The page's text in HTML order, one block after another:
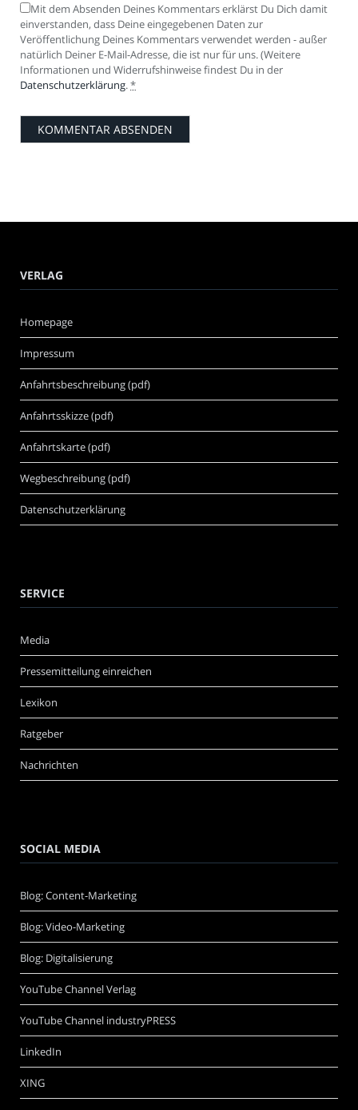
Mit dem Absenden Deines Kommentars erklärst Du Dich damit
einverstanden, dass Deine eingegebenen Daten zur
Veröffentlichung Deines Kommentars verwendet werden - außer
natürlich Deiner E-Mail-Adresse, die ist nur für uns. (Weitere
Informationen und Widerrufshinweise findest Du in der
Datenschutzerklärung.*
VERLAG
Homepage
Impressum
Anfahrtsbeschreibung (pdf)
Anfahrtsskizze (pdf)
Anfahrtskarte (pdf)
Wegbeschreibung (pdf)
Datenschutzerklärung
SERVICE
Media
Pressemitteilung einreichen
Lexikon
Ratgeber
Nachrichten
SOCIAL MEDIA
Blog: Content-Marketing
Blog: Video-Marketing
Blog: Digitalisierung
YouTube Channel Verlag
YouTube Channel industryPRESS
LinkedIn
XING